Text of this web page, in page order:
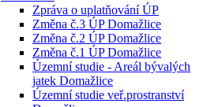
Zpráva o uplatňování ÚP
Změna č.3 ÚP Domažlice
Změna č.2 ÚP Domažlice
Změna č.1 ÚP Domažlice
Územní studie - Areál bývalých
jatek Domažlice
Územní studie veř.prostranství